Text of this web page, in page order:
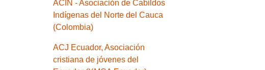
ACIN - Asociación de Cabildos
Indígenas del Norte del Cauca
(Colombia)
ACJ Ecuador, Asociación
cristiana de jóvenes del